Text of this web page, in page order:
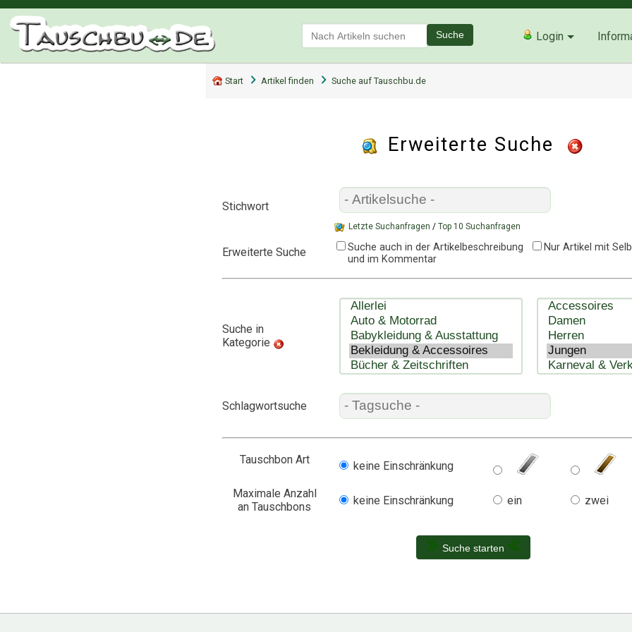
Suche Login
Start Artikel finden Suche auf Tauschbu.de
Erweiterte Suche
Stichwort
Letzte Suchanfragen / Top 10 Suchanfragen
Erweiterte Suche
Suche auch in der Artikelbeschreibung
und im Kommentar
Nur Artikel mit
Suche in
Kategorie
Schlagwortsuche
Tauschbon Art keine Einschränkung
Maximale Anzahl
an Tauschbons
keine Einschränkung ein zwei
Suche starten